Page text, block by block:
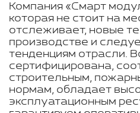
Компания «Смарт
которая не стоит на
отслеживает, новые
производстве и
тенденциям отрасли.
сертифицирована,
строительным,
нормам, обладает
эксплуатационным